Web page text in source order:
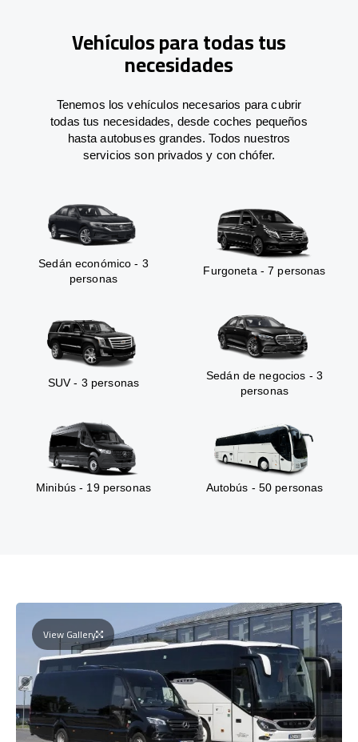
Vehículos para todas tus
necesidades
Tenemos los vehículos necesarios para cubrir
todas tus necesidades, desde coches pequeños
hasta autobuses grandes. Todos nuestros
servicios son privados y con chófer.
Sedán económico - 3
personas
Furgoneta - 7 personas
SUV - 3 personas
Sedán de negocios - 3
personas
Minibús - 19 personas Autobús - 50 personas
View Gallery